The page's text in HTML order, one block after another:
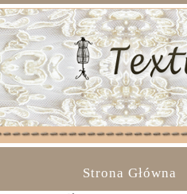
Strona Główna